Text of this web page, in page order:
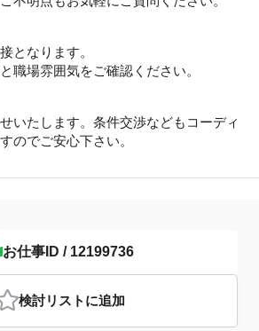
となります。
職場雰囲気をご確認ください。
いたします。条件交渉などもコーディ
のでご安心下さい。
お仕事ID / 12199736
検討リスト に追加